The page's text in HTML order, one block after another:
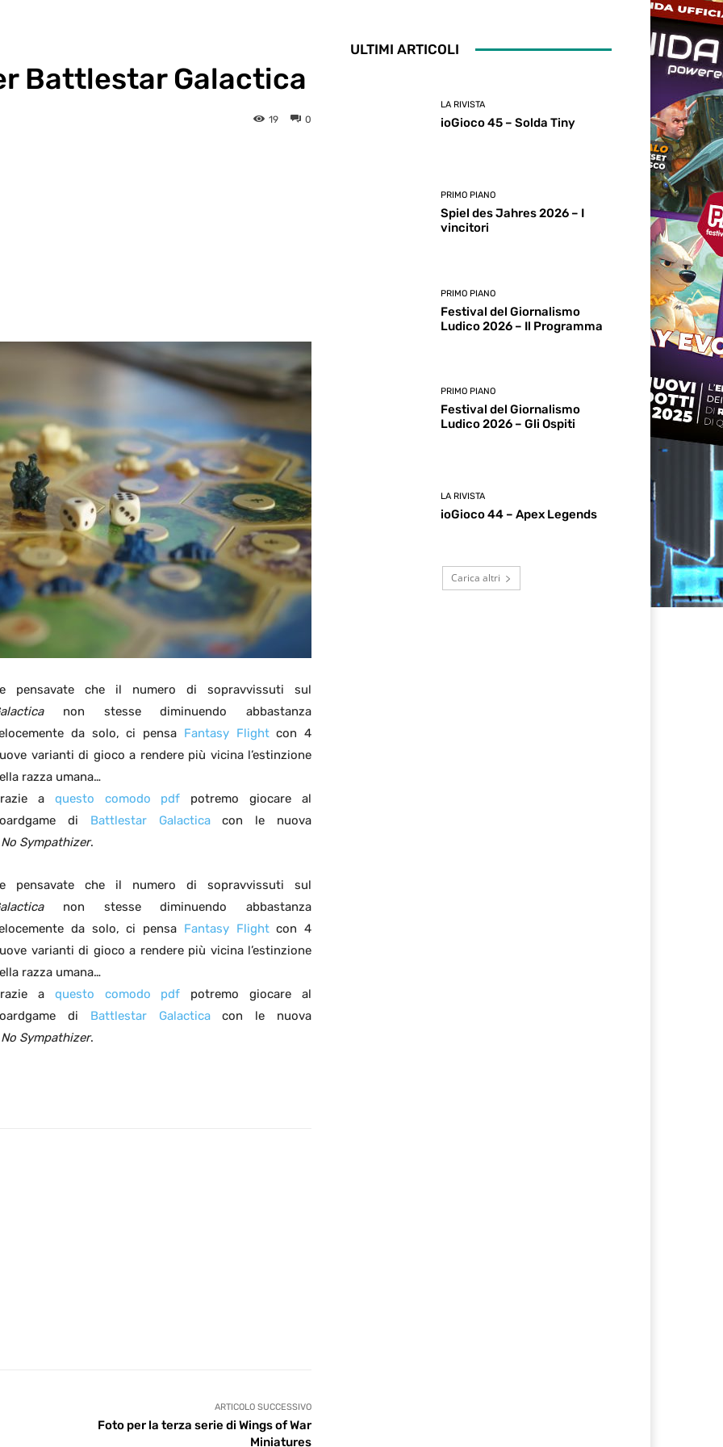
Battlestar Galactica
0
19
pensavate che il numero di sopravvissuti sul
non stesse diminuendo abbastanza
da solo, ci pensa Fantasy Flightcon 4
varianti di gioco a rendere più vicina l’estinzione
razza umana…
a questo comodo pdf potremo giocare al
di Battlestar Galacticacon le nuova
No Sympathizer.
pensavate che il numero di sopravvissuti sul
non stesse diminuendo abbastanza
da solo, ci pensa Fantasy Flightcon 4
varianti di gioco a rendere più vicina l’estinzione
razza umana…
a questo comodo pdf potremo giocare al
di Battlestar Galacticacon le nuova
No Sympathizer.
ARTICOLO SUCCESSIVO
Foto per la terza serie di Wings of War
Miniatures
ULTIMI ARTICOLI
LA RIVISTA
ioGioco 45 – Solda Tiny
PRIMO PIANO
Spiel des Jahres 2026 – I
vincitori
PRIMO PIANO
Festival del Giornalismo
Ludico 2026 – Il Programma
PRIMO PIANO
Festival del Giornalismo
Ludico 2026 – Gli Ospiti
LA RIVISTA
ioGioco 44 – Apex Legends
Carica altri